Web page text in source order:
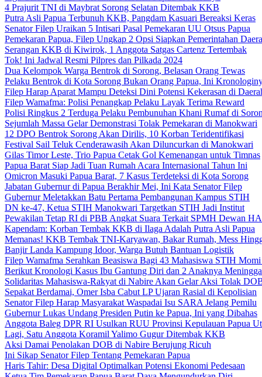
4 Prajurit TNI di Maybrat Sorong Selatan Ditembak KKB
Putra Asli Papua Terbunuh KKB, Pangdam Kasuari Bereaksi Keras
Senator Filep Uraikan 5 Intisari Pasal Pemekaran UU Otsus Papua
Pemekaran Papua, Filep Ungkap 2 Opsi Siapkan Pemerintahan
Serangan KKB di Kiwirok, 1 Anggota Satgas Cartenz Tertembak
Tok! Ini Jadwal Resmi Pilpres dan Pilkada 2024
Dua Kelompok Warga Bentrok di Sorong, Belasan Orang Tewas
Pelaku Bentrok di Kota Sorong Bukan Orang Papua, Ini
Filep Harap Aparat Mampu Deteksi Dini Potensi Kekerasan di
Filep Wamafma: Polisi Penangkap Pelaku Layak Terima Reward
Polisi Ringkus 2 Terduga Pelaku Pembunuhan Khani Rumaf di
Sejumlah Massa Gelar Demonstrasi Tolak Pemekaran di Manokwari
12 DPO Bentrok Sorong Akan Dirilis, 10 Korban Teridentifikasi
Festival Sail Teluk Cenderawasih Akan Diluncurkan di Manokwari
Gilas Timor Leste, Trio Papua Cetak Gol Kemenangan untuk Timnas
Papua Barat Siap Jadi Tuan Rumah Acara Internasional Tahun Ini
Omicron Masuki Papua Barat, 7 Kasus Terdeteksi di Kota Sorong
Jabatan Gubernur di Papua Berakhir Mei, Ini Kata Senator Filep
Gubernur Meletakkan Batu Pertama Pembangunan Kampus STIH
DN ke-47, Ketua STIH Manokwari Targetkan STIH Jadi Institut
Pewakilan Tetap RI di PBB Angkat Suara Terkait SPMH Dewan
Kapendam: Korban Tembak KKB di Ilaga Adalah Putra Asli Papua
Memanas! KKB Tembak TNI-Karyawan, Bakar Rumah, Mess
Banjir Landa Kampung Idoor, Warga Butuh Bantuan Logistik
Filep Wamafma Serahkan Beasiswa Bagi 43 Mahasiswa STIH Momi
Berikut Kronologi Kasus Ibu Gantung Diri dan 2 Anaknya
Solidaritas Mahasiswa-Rakyat di Nabire Akan Gelar Aksi Tolak
Sepakat Berdamai, Omer Isba Cabut LP Ujaran Rasial di Kepolisian
Senator Filep Harap Masyarakat Waspadai Isu SARA Jelang Pemilu
Gubernur Lukas Undang Presiden Putin ke Papua, Ini yang Dibahas
Anggota Baleg DPR RI Usulkan RUU Provinsi Kepulauan Papua
Lagi, Satu Anggota Koramil Yalimo Gugur Ditembak KKB
Aksi Damai Penolakan DOB di Nabire Berujung Ricuh
Ini Sikap Senator Filep Tentang Pemekaran Papua
Haris Tahir: Desa Digital Optimalkan Potensi Ekonomi Pedesaan